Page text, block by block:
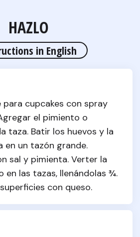
HAZLO
in English
para cupcakes con spray
el pimiento o
taza. Batir los huevos y la
en un tazón grande.
sal y pimienta. Verter la
en las tazas, llenándolas ¾.
con queso.